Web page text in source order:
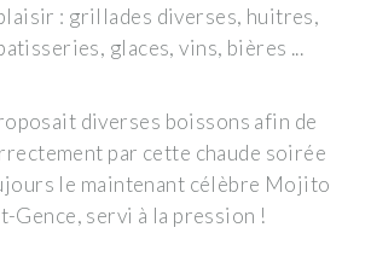
: grillades diverses, huitres,
glaces, vins, bières ...
diverses boissons afin de
par cette chaude soirée
le maintenant célèbre Mojito
Gence, servi à la pression !